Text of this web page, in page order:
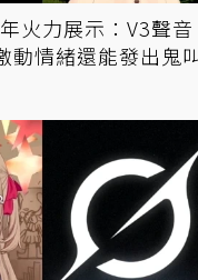
火力展示：V3聲音
動情緒還能發出鬼